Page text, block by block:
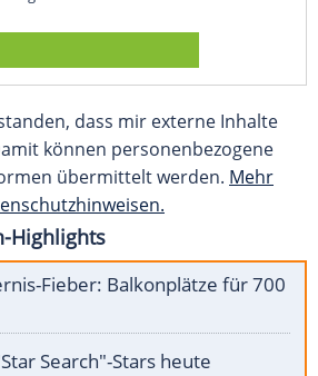
dass mir externe Inhalte
können personenbezogene
übermittelt werden. Mehr
Highlights
Fieber: Balkonplätze für 700
Search"-Stars heute